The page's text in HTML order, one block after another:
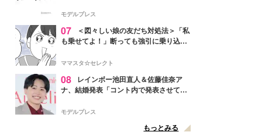
モデルプレス
07
＜図々しい娘の友だち対処法＞「私
も乗せてよ！」断っても強引に乗り込ん
ママスタ☆セレクト
08
レインボー池田直人＆佐藤佳奈ア
ナ、結婚発表「コント内で発表させてい
点変更のため
モデルプレス
もっとみる